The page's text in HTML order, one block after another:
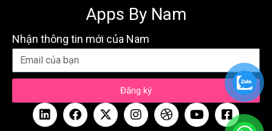
Apps By Nam
Nhận thông tin mới của Nam
Đăng ký